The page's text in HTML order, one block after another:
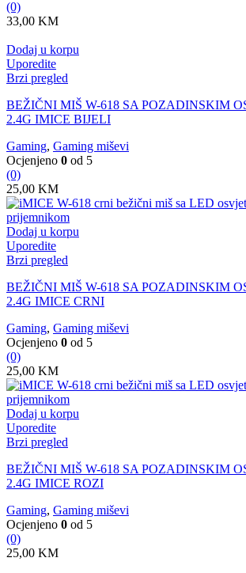
(0)
33,00 KM
Dodaj u korpu
Uporedite
Brzi pregled
BEŽIČNI MIŠ W-618 SA POZADINSKIM
2.4G IMICE BIJELI
Gaming, Gaming miševi
Ocjenjeno 0 od 5
(0)
25,00 KM
Dodaj u korpu
Uporedite
Brzi pregled
BEŽIČNI MIŠ W-618 SA POZADINSKIM
2.4G IMICE CRNI
Gaming, Gaming miševi
Ocjenjeno 0 od 5
(0)
25,00 KM
Dodaj u korpu
Uporedite
Brzi pregled
BEŽIČNI MIŠ W-618 SA POZADINSKIM
2.4G IMICE ROZI
Gaming, Gaming miševi
Ocjenjeno 0 od 5
(0)
25,00 KM